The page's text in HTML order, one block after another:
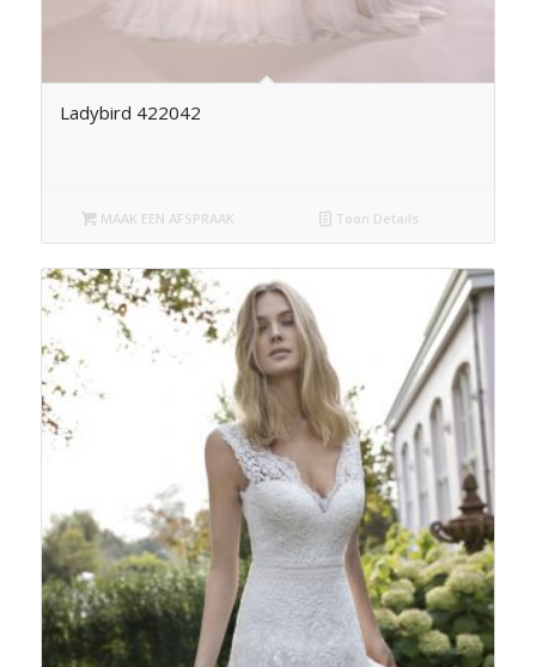
Ladybird 422042
MAAK EEN AFSPRAAK Toon Details